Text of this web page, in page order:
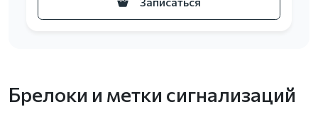
Брелоки и метки сигнализаций